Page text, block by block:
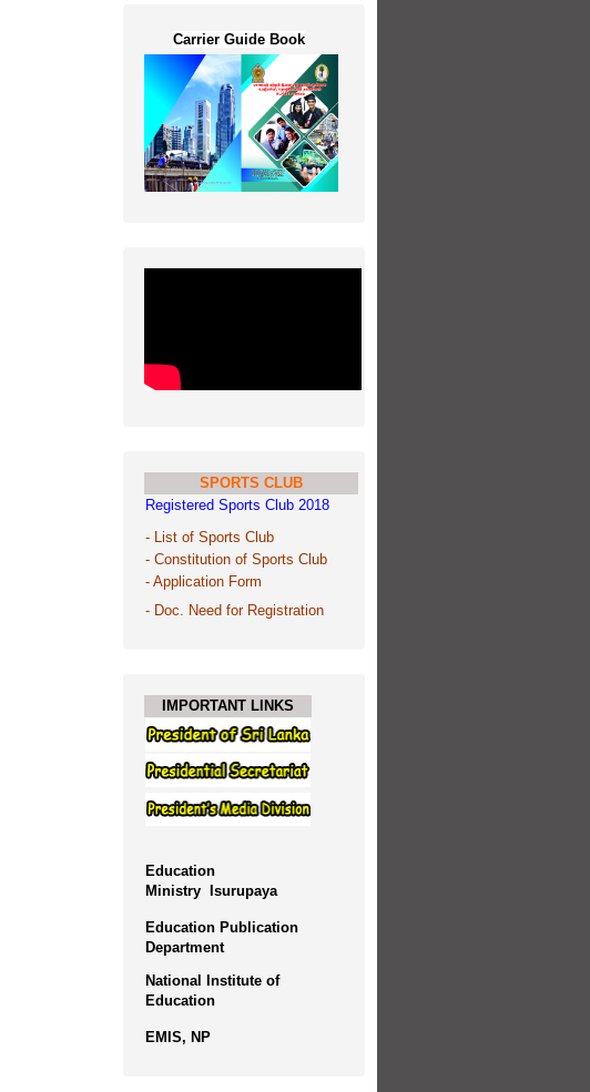
Carrier Guide Book
SPORTS CLUB
Registered Sports Club 2018
- List of Sports Club
-Constitution of Sports Club
-Application Form
- Doc. Need for Registration
IMPORTANT LINKS
Education
Ministry Isurupaya
Education Publication
Department
National Institute of
Education
EMIS, NP